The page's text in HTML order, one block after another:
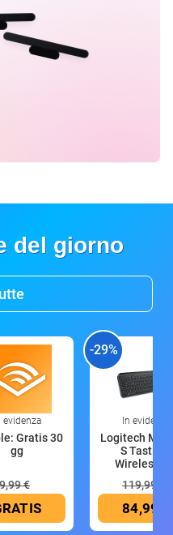
del giorno
evidenza
Gratis 30
gg
9,99 €
-29%
In evidenza
Logitech MX
S Tastiera
Wireless
119,99 €
84,99 €